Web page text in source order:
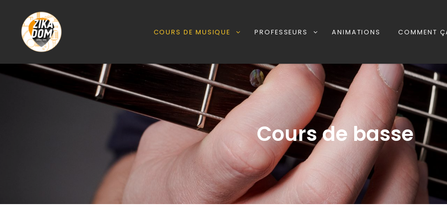
COURS DE MUSIQUE PROFESSEURS ANIMATIONS COMMENT
Cours de basse